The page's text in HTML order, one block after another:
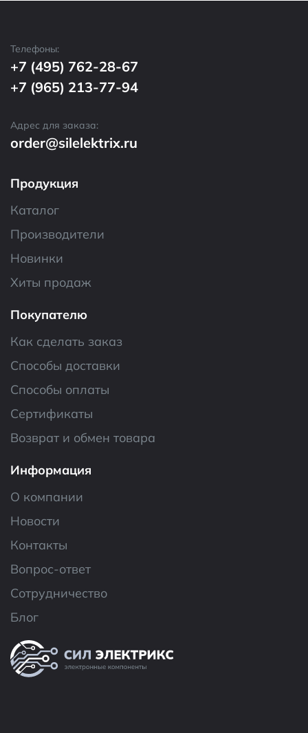
Телефоны:
+7 (495) 762-28-67
+7 (965) 213-77-94
Адрес для заказа:
order@silelektrix.ru
Продукция
Каталог
Производители
Новинки
Хиты продаж
Покупателю
Как сделать заказ
Способы доставки
Способы оплаты
Сертификаты
Возврат и обмен товара
Информация
О компании
Новости
Контакты
Вопрос-ответ
Сотрудничество
Блог